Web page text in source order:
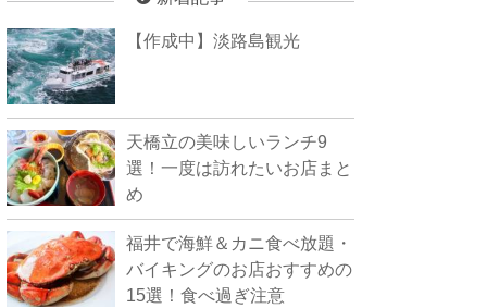
【作成中】淡路島観光
天橋立の美味しいランチ9
選！一度は訪れたいお店まと
め
福井で海鮮＆カニ食べ放題・
バイキングのお店おすすめの
15選！食べ過ぎ注意